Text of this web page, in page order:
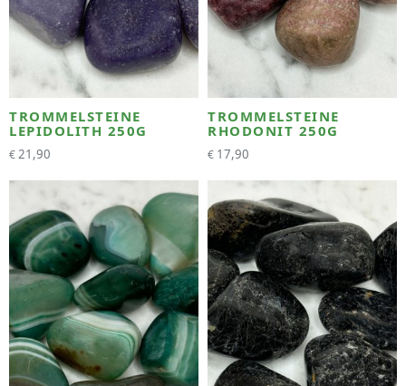
TROMMELSTEINE
LEPIDOLITH 250G
€21,90
TROMMELSTEINE
RHODONIT 250G
€ 17,90